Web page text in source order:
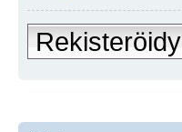
Rekisteröidy